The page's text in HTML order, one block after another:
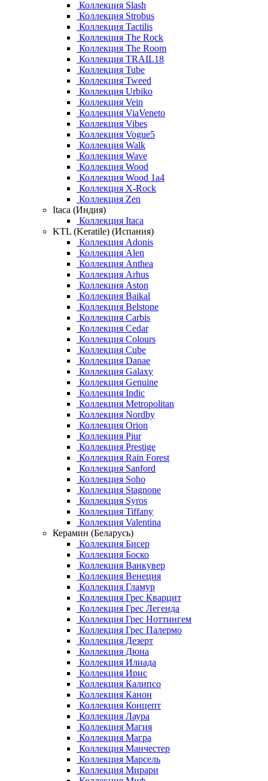
Коллекция Slash
Коллекция Strobus
Коллекция Tactilis
Коллекция The Rock
Коллекция The Room
Коллекция TRAIL18
Коллекция Tube
Коллекция Tweed
Коллекция Urbiko
Коллекция Vein
Коллекция ViaVeneto
Коллекция Vibes
Коллекция Vogue5
Коллекция Walk
Коллекция Wave
Коллекция Wood
Коллекция Wood 1a4
Коллекция X-Rock
Коллекция Zen
Itaca (Индия)
Коллекция Itaca
KTL (Keratile) (Испания)
Коллекция Adonis
Коллекция Alen
Коллекция Anthea
Коллекция Arhus
Коллекция Aston
Коллекция Baikal
Коллекция Belstone
Коллекция Carbis
Коллекция Cedar
Коллекция Colours
Коллекция Cube
Коллекция Danae
Коллекция Galaxy
Коллекция Genuine
Коллекция Indic
Коллекция Metropolitan
Коллекция Nordby
Коллекция Orion
Коллекция Piur
Коллекция Prestige
Коллекция Rain Forest
Коллекция Sanford
Коллекция Soho
Коллекция Stagnone
Коллекция Syros
Коллекция Tiffany
Коллекция Valentina
Керамин (Беларусь)
Коллекция Бисер
Коллекция Боско
Коллекция Ванкувер
Коллекция Венеция
Коллекция Гламур
Коллекция Грес Кварцит
Коллекция Грес Легенда
Коллекция Грес Ноттингем
Коллекция Грес Палермо
Коллекция Дезерт
Коллекция Дюна
Коллекция Илиада
Коллекция Ирис
Коллекция Калипсо
Коллекция Канон
Коллекция Концепт
Коллекция Лаура
Коллекция Магия
Коллекция Магра
Коллекция Манчестер
Коллекция Марсель
Коллекция Мирари